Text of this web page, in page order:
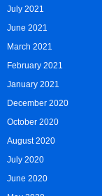
July 2021
June 2021
March 2021
February 2021
January 2021
December 2020
October 2020
August 2020
July 2020
June 2020